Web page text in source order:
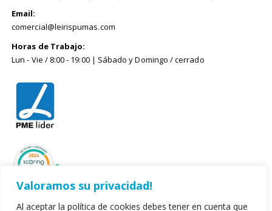
Valoramos su privacidad!
Al aceptar la política de cookies debes tener en cuenta que
Email:
comercial@leirispumas.com
Horas de Trabajo:
Lun - Vie / 8:00 - 19:00 | Sábado y Domingo / cerrado